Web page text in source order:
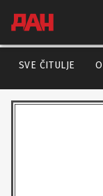
SVE ČITULJE